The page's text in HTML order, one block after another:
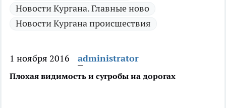
Новости Кургана. Главные ново
Новости Кургана происшествия
1 ноября 2016 administrator
Плохая видимость и сугробы на дорогах